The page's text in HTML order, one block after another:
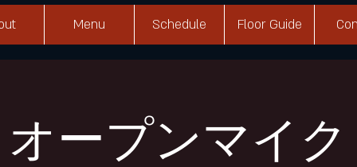
Menu Schedule Floor Guide
オープンマイク